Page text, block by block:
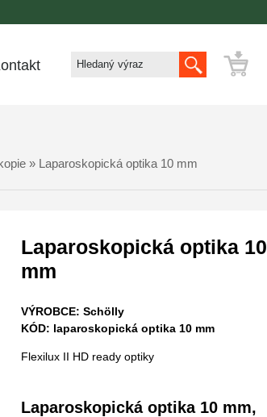
» Laparoskopická optika 10 mm
Laparoskopická optika 10
mm
VÝROBCE: Schölly
KÓD: laparoskopická optika 10 mm
Flexilux II HD ready optiky
Laparoskopická optika 10 mm,